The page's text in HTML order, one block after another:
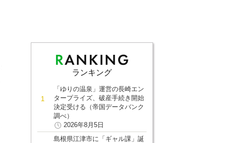
ランキング
「ゆりの温泉」運営の長崎エン
タープライズ、破産手続き開始
決定受ける（帝国データバンク
調べ）
2026年8月5日
島根県江津市に「ギャル課」誕